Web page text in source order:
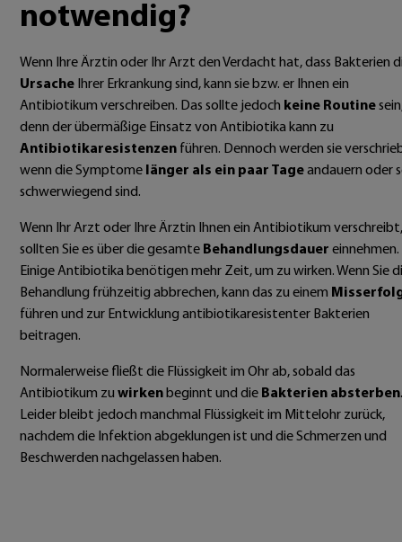
notwendig?
Wenn Ihre Ärztin oder Ihr Arzt den Verdacht hat, dass Bakterien
Ursache Ihrer Erkrankung sind, kann sie bzw. er Ihnen ein
Antibiotikum verschreiben. Das sollte jedoch keine Routine
denn der übermäßige Einsatz von Antibiotika kann zu
Antibiotikaresistenzen führen. Dennoch werden sie
wenn die Symptome länger als ein paar Tageandauern oder
schwerwiegend sind.
Wenn Ihr Arzt oder Ihre Ärztin Ihnen ein Antibiotikum verschreibt,
sollten Sie es über die gesamte Behandlungsdauer einnehmen.
Einige Antibiotika benötigen mehr Zeit, um zu wirken. Wenn Sie
Behandlung frühzeitig abbrechen, kann das zu einem
führen und zur Entwicklung antibiotikaresistenter Bakterien
beitragen.
Normalerweise fließt die Flüssigkeit im Ohr ab, sobald das
Antibiotikum zu wirken beginnt und die Bakterien absterben.
Leider bleibt jedoch manchmal Flüssigkeit im Mittelohr zurück,
nachdem die Infektion abgeklungen ist und die Schmerzen und
Beschwerden nachgelassen haben.